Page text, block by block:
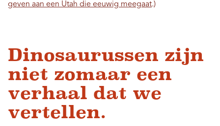
geven aan een Utah die eeuwig meegaat.)
Dinosaurussen zijn
niet zomaar een
verhaal dat we
vertellen.